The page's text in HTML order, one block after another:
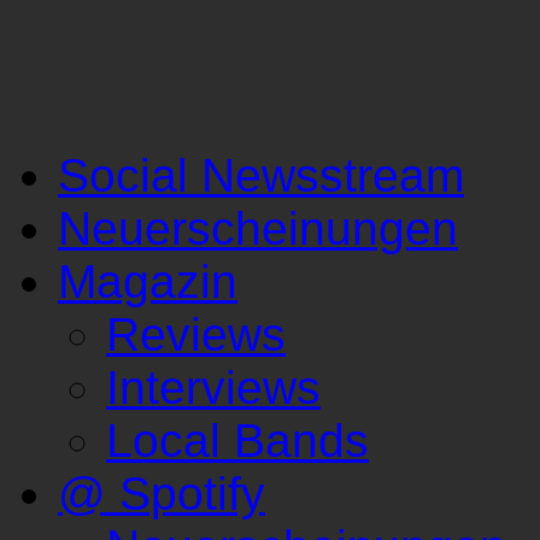
Social Newsstream
Neuerscheinungen
Magazin
Reviews
Interviews
Local Bands
@ Spotify